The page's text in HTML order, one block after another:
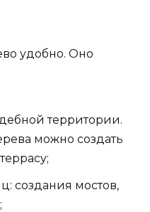
удобно. Оно
территории.
можно создать
создания мостов,